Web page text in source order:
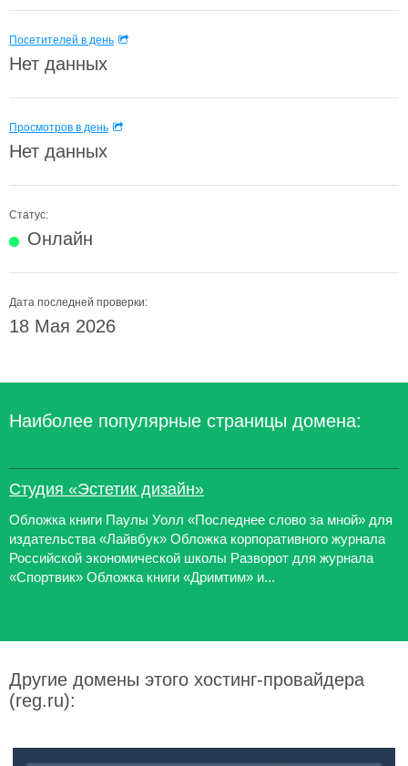
Посетителей в день
Нет данных
Просмотров в день
Нет данных
Статус:
Онлайн
Дата последней проверки:
18 Мая 2026
Наиболее популярные страницы домена:
Студия «Эстетик дизайн»
Обложка книги Паулы Уолл «Последнее слово за мной» для
издательства «Лайвбук» Обложка корпоративного журнала
Российской экономической школы Разворот для журнала
«Спортвик» Обложка книги «Дримтим» и...
Другие домены этого хостинг-провайдера
(reg.ru):